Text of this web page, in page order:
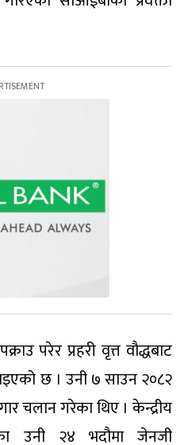
परेर प्रहरी वृत्त वौद्धबाट
छ । उनी ७ साउन २०८२
चलान गरेका थिए । केन्द्रीय
उनी २४ भदौमा जेनजी